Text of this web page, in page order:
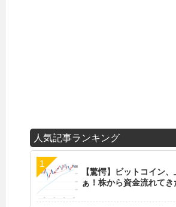
人気記事ランキング
【驚愕】ビットコイン
ぁ！株から資金流れてき